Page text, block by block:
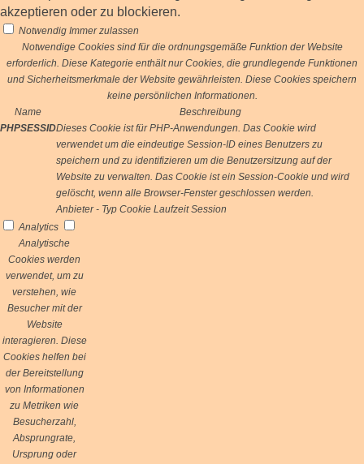
akzeptieren oder zu blockieren.
Notwendig Immer zulassen
Notwendige Cookies sind für die ordnungsgemäße Funktion der Website
erforderlich. Diese Kategorie enthält nur Cookies, die grundlegende Funktionen
und Sicherheitsmerkmale der Website gewährleisten. Diese Cookies speichern
keine persönlichen Informationen.
Name
Beschreibung
PHPSESSIDDieses Cookie ist für PHP-Anwendungen. Das Cookie wird
verwendet um die eindeutige Session-ID eines Benutzers zu
speichern und zu identifizieren um die Benutzersitzung auf der
Website zu verwalten. Das Cookie ist ein Session-Cookie und wird
gelöscht, wenn alle Browser-Fenster geschlossen werden.
Anbieter - Typ Cookie Laufzeit Session
Analytics
Analytische
Cookies werden
verwendet, um zu
verstehen, wie
Besucher mit der
Website
interagieren. Diese
Cookies helfen bei
der Bereitstellung
von Informationen
zu Metriken wie
Besucherzahl,
Absprungrate,
Ursprung oder